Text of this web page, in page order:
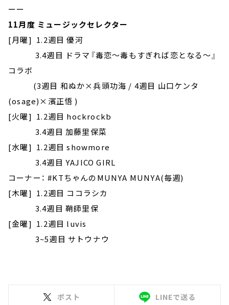
ーー
11月度 ミュージックセレクター
[月曜] 1.2週目 優河
3.4週目 ドラマ『毒恋～毒もすぎれば恋となる～』
コラボ
(3週目 和ぬか×兵頭功海 / 4週目 山口ケンタ
(osage)×濱正悟 )
[火曜] 1.2週目 hockrockb
3.4週目 加藤里保菜
[水曜] 1.2週目 showmore
3.4週目 YAJICO GIRL
コーナー： #KTちゃんのMUNYA MUNYA(毎週)
[木曜] 1.2週目 ココラシカ
3.4週目 鞘師里保
[金曜] 1.2週目 luvis
3~5週目 サトウナウ
ポスト LINEで送る